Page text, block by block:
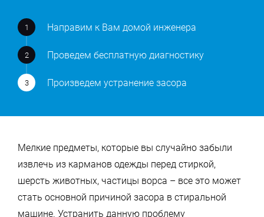
Направим к Вам домой инженера
Проведем бесплатную диагностику
Произведем устранение засора
Мелкие предметы, которые вы случайно забыли
извлечь из карманов одежды перед стиркой,
шерсть животных, частицы ворса – все это может
стать основной причиной засора в стиральной
машине. Устранить данную проблему